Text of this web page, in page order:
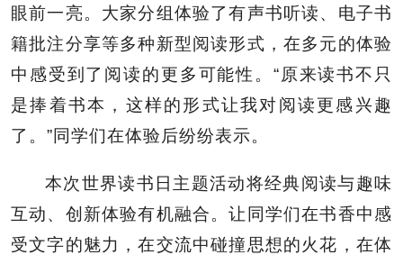
眼前一亮。大家分组体验了有声书听读、电子书
籍批注分享等多种新型阅读形式，在多元的体验
中感受到了阅读的更多可能性。“原来读书不只
是捧着书本，这样的形式让我对阅读更感兴趣
了。”同学们在体验后纷纷表示。
本次世界读书日主题活动将经典阅读与趣味
互动、创新体验有机融合。让同学们在书香中感
受文字的魅力，在交流中碰撞思想的火花，在体